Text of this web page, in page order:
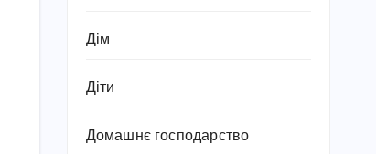
Дім
Діти
Домашнє господарство